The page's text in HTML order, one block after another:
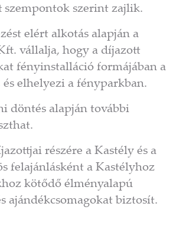
szempontok szerint zajlik.
elért alkotás alapján a
vállalja, hogy a díjazott
fényinstalláció formájában a
elhelyezi a fényparkban.
döntés alapján további
részére a Kastély és a
felajánlásként a Kastélyhoz
kötődő élményalapú
ajándékcsomagokat biztosít.